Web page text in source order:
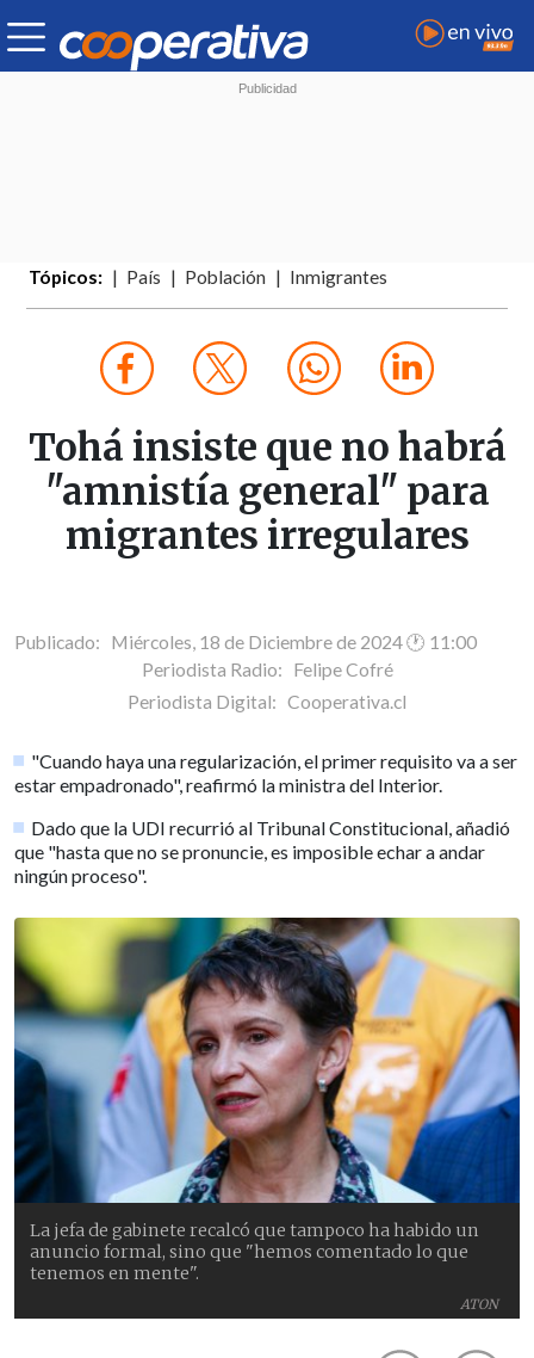
Tópicos: País Población Inmigrantes
Tohá insiste que no habrá
"amnistía general" para
migrantes irregulares
Publicado: Miércoles, 18 de Diciembre de 2024 🕐 11:00
Periodista Radio: Felipe Cofré
Periodista Digital: Cooperativa.cl
"Cuando haya una regularización, el primer requisito va a ser
estar empadronado", reafirmó la ministra del Interior.
Dado que la UDI recurrió al Tribunal Constitucional, añadió
que "hasta que no se pronuncie, es imposible echar a andar
ningún proceso".
ATON
La jefa de gabinete recalcó que tampoco ha habido un
anuncio formal, sino que "hemos comentado lo que
tenemos en mente".